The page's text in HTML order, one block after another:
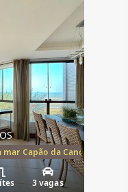
Capão da Canoa,
3 vagas